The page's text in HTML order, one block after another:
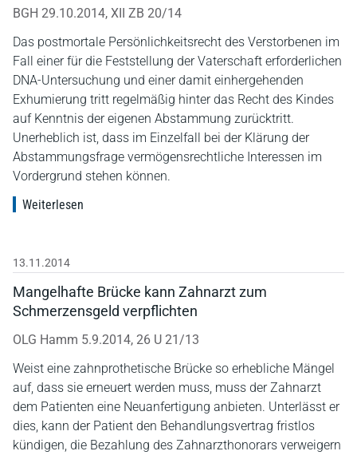
BGH 29.10.2014, XII ZB 20/14
Das postmortale Persönlichkeitsrecht des Verstorbenen im
Fall einer für die Feststellung der Vaterschaft erforderlichen
DNA-Untersuchung und einer damit einhergehenden
Exhumierung tritt regelmäßig hinter das Recht des Kindes
auf Kenntnis der eigenen Abstammung zurücktritt.
Unerheblich ist, dass im Einzelfall bei der Klärung der
Abstammungsfrage vermögensrechtliche Interessen im
Vordergrund stehen können.
Weiterlesen
13.11.2014
Mangelhafte Brücke kann Zahnarzt zum
Schmerzensgeld verpflichten
OLG Hamm 5.9.2014, 26 U 21/13
Weist eine zahnprothetische Brücke so erhebliche Mängel
auf, dass sie erneuert werden muss, muss der Zahnarzt
dem Patienten eine Neuanfertigung anbieten. Unterlässt er
dies, kann der Patient den Behandlungsvertrag fristlos
kündigen, die Bezahlung des Zahnarzthonorars verweigern